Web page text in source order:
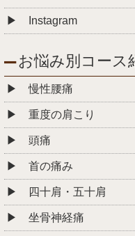
Instagram
お悩み別コース
慢性腰痛
重度の肩こり
頭痛
首の痛み
四十肩・五十肩
坐骨神経痛